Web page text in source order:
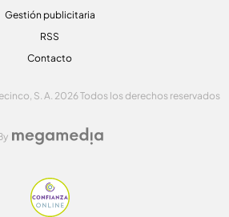
Gestión publicitaria
RSS
Contacto
S. A. 2026 Todos los derechos reservados